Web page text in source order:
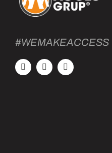
#WEMAKEACCESS